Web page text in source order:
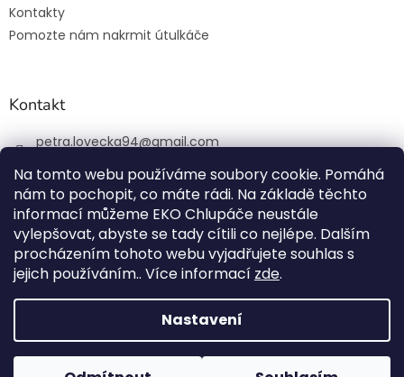
Na tomto webu používáme soubory cookie. Pomáhá
nám to pochopit, co máte rádi. Na základě těchto
informací můžeme EKO Chlupáče neustále
vylepšovat, abyste se tady cítili co nejlépe. Dalším
procházením tohoto webu vyjadřujete souhlas s
jejich používáním.. Více informací zde.
Nastavení
Kontakty
Pomozte nám nakrmit útulkáče
Kontakt
petra.lovecka94@gmail.com
+420 774 131 648
ekochlupac.cz
Vytvořil Shoptet
EKO Chlupáč. Všechna práva vyhrazena.